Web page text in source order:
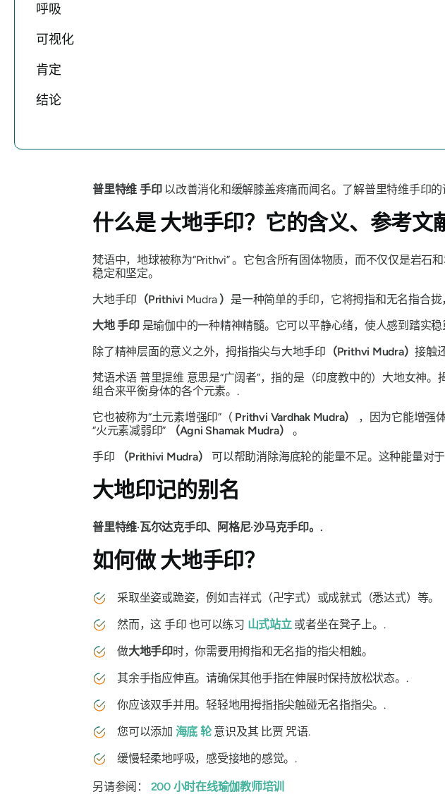
呼吸
可视化
肯定
结论
普里特维 手印以改善消化和缓解膝盖疼痛而闻名。了解普里特维手印的
什么是大地手印？它的含义、参考文
梵语中，地球被称为“Prithvi”。它包含所有固体物质，而不仅仅是岩石
稳定和坚定。
大地手印 （Prithivi Mudra ） 是一种简单的手印，它将拇指和无名指合
大地手印是瑜伽中的一种精神精髓。它可以平静心绪，使人感到踏实稳
除了精神层面的意义之外，拇指指尖与大地手印 （Prithvi Mudra）接触
梵语术语 普里提维 意思是“广阔者”，指的是（印度教中的）大地女神。
组合来平衡身体的各个元素。.
它也被称为“土元素增强印”（ Prithvi Vardhak Mudra） ，因为它能增强
“火元素减弱印”
（Agni Shamak Mudra）
。
手印
（Prithivi Mudra） 可以帮助消除海底轮的能量不足。这种能量对
大地印记的别名
普里特维·瓦尔达克手印、阿格尼·沙马克手印。.
如何做大地手印？
采取坐姿或跪姿，例如吉祥式（卍字式）或成就式（悉达式）等。
然而，这 手印 也可以练习 山式站立或者坐在凳子上。.
做大地手印时，你需要用拇指和无名指的指尖相触。
其余手指应伸直。请确保其他手指在伸展时保持放松状态。.
你应该双手并用。轻轻地用拇指指尖触碰无名指指尖。.
您可以添加 海底 轮意识及其 比贾 咒语.
缓慢轻柔地呼吸，感受接地的感觉。.
另请参阅： 200 小时在线瑜伽教师培训